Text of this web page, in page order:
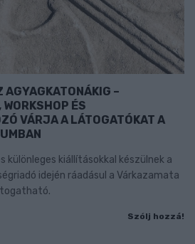
AGYAGKATONÁKIG –
ÉS
VÁRJA A LÁTOGATÓKAT A
különleges kiállításokkal készülnek a
idején ráadásul a Várkazamata
Szólj hozzá!